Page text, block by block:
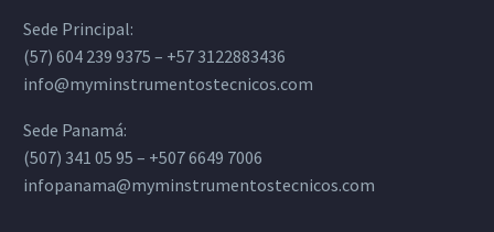
Sede Principal:
(57) 604 239 9375 – +57 3122883436
info@myminstrumentostecnicos.com
Sede Panamá:
(507) 341 05 95 – +507 6649 7006
infopanama@myminstrumentostecnicos.com